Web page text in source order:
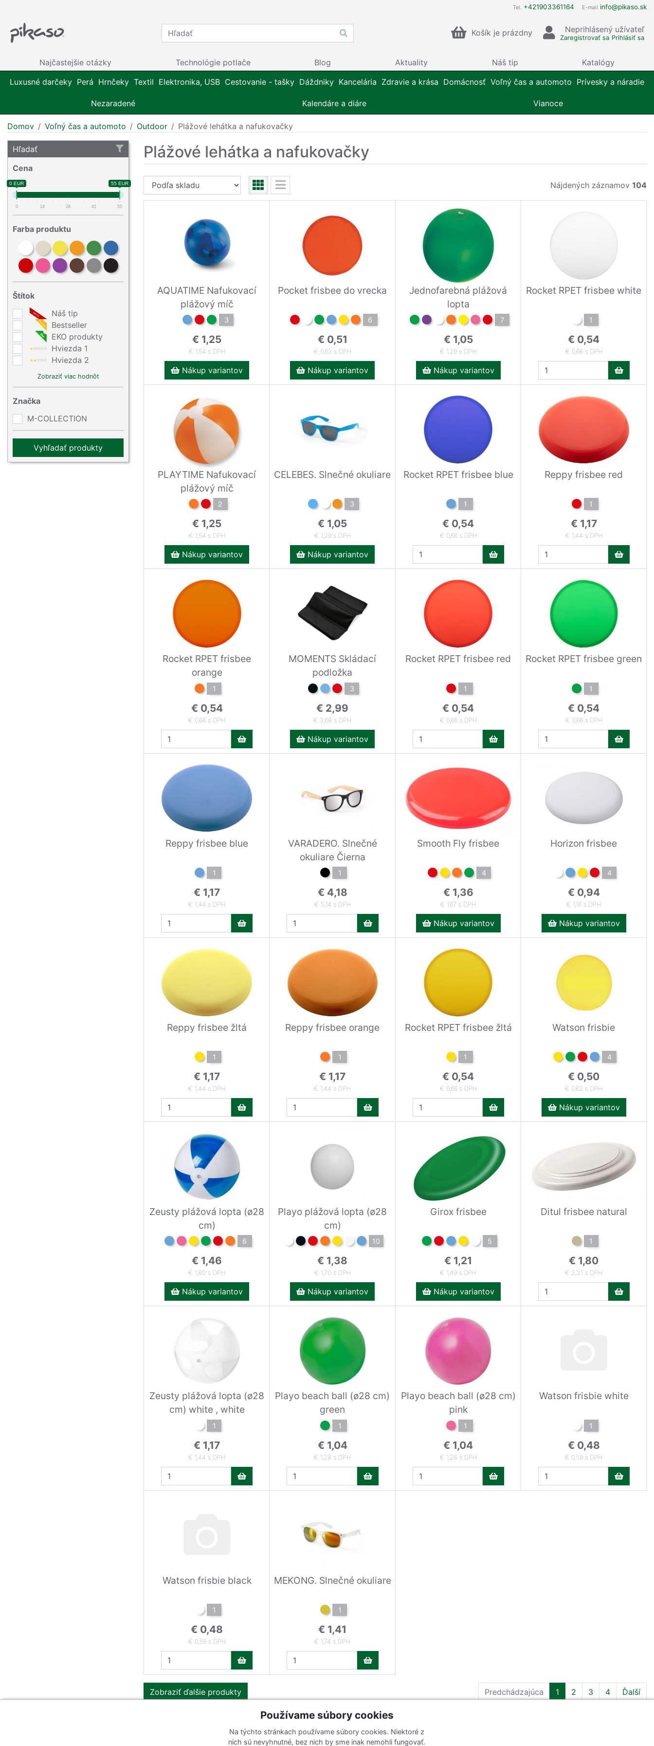
Tel. +421903361164 E-mail info@pikaso.sk
Košík je prázdny Neprihlásený užívateľ
Zaregistrovať sa Prihlásiť sa
Najčastejšie otázky Technológie potlače Blog Aktuality Náš tip
Katalógy
Luxusné darčeky Perá Hrnčeky Textil Elektronika, USB Cestovanie - tašky Dáždniky Kancelária Zdravie a krása Domácnosť Voľný čas a automoto Prívesky a náradie
Nezaradené Kalendáre a diáre Vianoce
Domov Voľný čas a automoto Outdoor Plážové lehátka a nafukovačky
Hľadať
Cena
0 EUR 55 EUR
0 14 28 41 55
Farba produktu
Štítok
Náš tip
Bestseller
EKO produkty
Hviezda 1
Hviezda 2
Zobraziť viac hodnôt
Značka
M-COLLECTION
Vyhľadať produkty
Plážové lehátka a nafukovačky
Nájdených záznamov 104
AQUATIME Nafukovací
plážový míč
3
€ 1,25
€ 1,54 s DPH
Nákup variantov
Pocket frisbee do vrecka
6
€ 0,51
€ 0,63 s DPH
Nákup variantov
Jednofarebná plážová
lopta
7
€ 1,05
€ 1,29 s DPH
Nákup variantov
Rocket RPET frisbee white
1
€ 0,54
€ 0,66 s DPH
PLAYTIME Nafukovací
plážový míč
2
€ 1,25
€ 1,54 s DPH
Nákup variantov
CELEBES. Slnečné okuliare
3
€ 1,05
€ 1,29 s DPH
Nákup variantov
Rocket RPET frisbee blue
1
€ 0,54
€ 0,66 s DPH
Reppy frisbee red
1
€ 1,17
€ 1,44 s DPH
Rocket RPET frisbee
orange
1
€ 0,54
€ 0,66 s DPH
MOMENTS Skládací
podložka
3
€ 2,99
€ 3,68 s DPH
Nákup variantov
Rocket RPET frisbee red
1
€ 0,54
€ 0,66 s DPH
Rocket RPET frisbee green
1
€ 0,54
€ 0,66 s DPH
Reppy frisbee blue
1
€ 1,17
€ 1,44 s DPH
VARADERO. Slnečné
okuliare Čierna
1
€ 4,18
€ 5,14 s DPH
Smooth Fly frisbee
4
€ 1,36
€ 1,67 s DPH
Nákup variantov
Horizon frisbee
4
€ 0,94
€ 1,16 s DPH
Nákup variantov
Reppy frisbee žltá
1
€ 1,17
€ 1,44 s DPH
Reppy frisbee orange
1
€ 1,17
€ 1,44 s DPH
Rocket RPET frisbee žltá
1
€ 0,54
€ 0,66 s DPH
Watson frisbie
4
€ 0,50
€ 0,62 s DPH
Nákup variantov
Zeusty plážová lopta (ø28
cm)
6
€ 1,46
€ 1,80 s DPH
Nákup variantov
Playo plážová lopta (ø28
cm)
10
€ 1,38
€ 1,70 s DPH
Nákup variantov
Girox frisbee
5
€ 1,21
€ 1,49 s DPH
Nákup variantov
Ditul frisbee natural
1
€ 1,80
€ 2,21 s DPH
Zeusty plážová lopta (ø28
cm) white , white
1
€ 1,17
€ 1,44 s DPH
Playo beach ball (ø28 cm)
green
1
€ 1,04
€ 1,28 s DPH
Playo beach ball (ø28 cm)
pink
1
€ 1,04
€ 1,28 s DPH
Watson frisbie white
1
€ 0,48
€ 0,59 s DPH
Watson frisbie black
1
€ 0,48
€ 0,59 s DPH
MEKONG. Slnečné okuliare
1
€ 1,41
€ 1,74 s DPH
Zobraziť ďalšie produkty Predchádzajúca 1 2 3 4 Ďalší
Katalógy
Prihlásiť sa k odberu noviniek
Používame súbory cookies
Na týchto stránkach používame súbory cookies. Niektoré z
nich sú nevyhnutné, bez nich by sme inak nemohli fungovať.